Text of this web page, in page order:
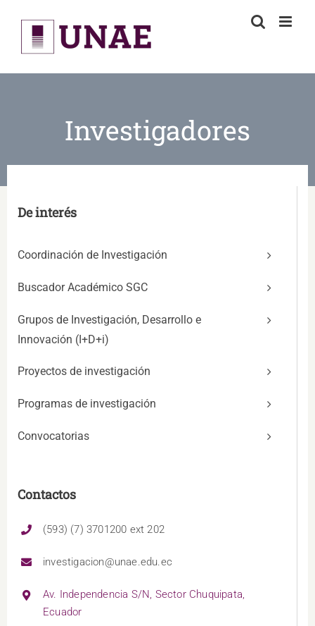
content
Investigadores
De interés
Coordinación de Investigación
Buscador Académico SGC
Grupos de Investigación, Desarrollo e
Innovación (I+D+i)
Proyectos de investigación
Programas de investigación
Convocatorias
Contactos
(593) (7) 3701200 ext 202
investigacion@unae.edu.ec
Av. Independencia S/N, Sector Chuquipata,
Ecuador